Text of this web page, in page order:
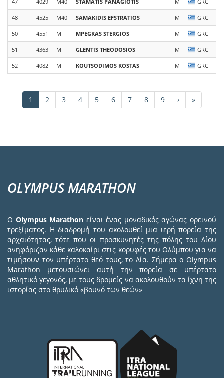
48 4525 M40 SAMAKIDIS EFSTRATIOS M GRC
50 4551 M MPEGKAS STERGIOS M GRC
51 4363 M GLENTIS THEODOSIOS M GRC
52 4082 M KOUTSODIMOS KOSTAS M GRC
Σελιδοποίηση
Τρέχουσα
σελίδα
1 Σελίδα
2 Σελίδα
3 Σελίδα
4 Σελίδα
5 Σελίδα
6 Σελίδα
7 Σελίδα
8 Σελίδα
9
Next
page
›
Last
page
»
OLYMPUS MARATHON
Ο Olympus Marathon είναι ένας μοναδικός αγώνας ορεινού
τρεξίματος. Η διαδρομή του ακολουθεί μια ιερή πορεία της
αρχαιότητας, τότε που οι προσκυνητές της πόλης του Δίου
ανηφόριζαν κάθε καλοκαίρι στις κορυφές του Ολύμπου για να
τιμήσουν τον υπέρτατο θεό τους, το Δία. Σήμερα ο Olympus
Marathon μετουσιώνει αυτή την πορεία σε υπέρτατο
αθλητικό γεγονός, με τους δρομείς να ακολουθούν τα ίχνη της
ιστορίας στο θρυλικό «βουνό των θεών»